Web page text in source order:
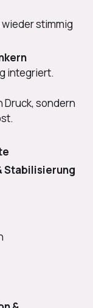
stimmig
integriert.
sondern
Stabilisierung